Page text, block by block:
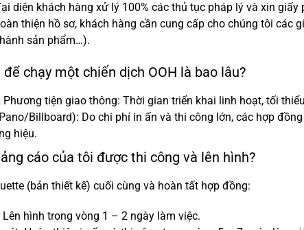
diện khách hàng xử lý 100% các thủ tục pháp lý và xin
thiện hồ sơ, khách hàng cần cung cấp cho chúng tôi
sản phẩm…).
chạy một chiến dịch OOH là bao lâu?
Phương tiện giao thông: Thời gian triển khai linh hoạt, tối
Billboard): Do chi phí in ấn và thi công lớn, các hợp
hiệu.
cáo của tôi được thi công và lên hình?
(bản thiết kế) cuối cùng và hoàn tất hợp đồng:
Lên hình trong vòng 1 – 2 ngày làm việc.